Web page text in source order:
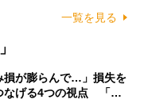
一覧を見る
損が膨らんで…」損失を
なげる4つの視点 「…